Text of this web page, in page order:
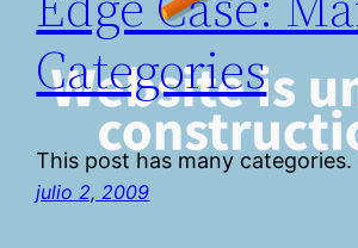
Categories
This post has many categories.
julio 2, 2009